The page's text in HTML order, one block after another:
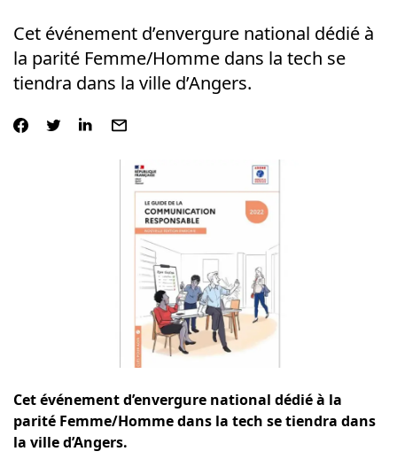
Cet événement d’envergure national dédié à
la parité Femme/Homme dans la tech se
tiendra dans la ville d’Angers.
Cet événement d’envergure national dédié à la
parité Femme/Homme dans la tech se tiendra dans
la ville d’Angers.